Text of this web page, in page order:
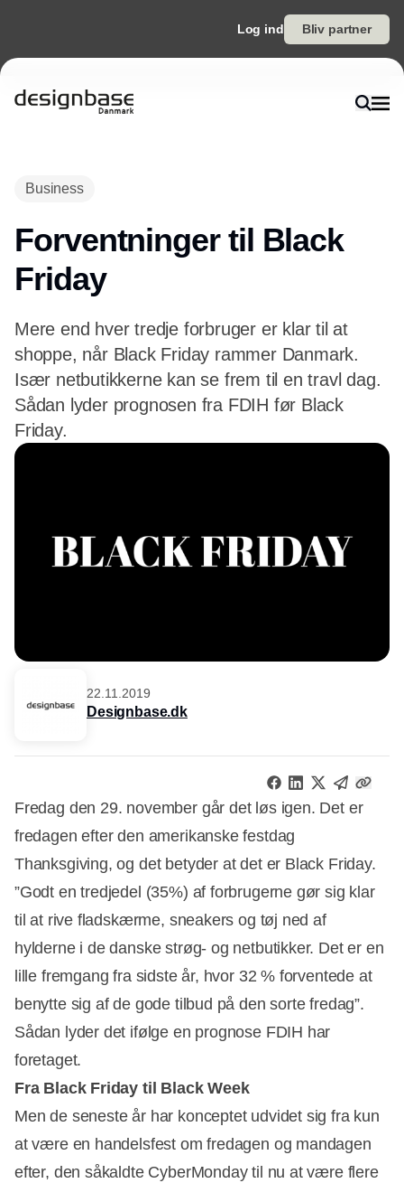
Log ind Bliv partner
Business
Forventninger til Black
Friday
Mere end hver tredje forbruger er klar til at
shoppe, når Black Friday rammer Danmark.
Især netbutikkerne kan se frem til en travl dag.
Sådan lyder prognosen fra FDIH før Black
Friday.
22.11.2019
Designbase.dk
Fredag den 29. november går det løs igen. Det er
fredagen efter den amerikanske festdag
Thanksgiving, og det betyder at det er Black Friday.
”Godt en tredjedel (35%) af forbrugerne gør sig klar
til at rive fladskærme, sneakers og tøj ned af
hylderne i de danske strøg- og netbutikker. Det er en
lille fremgang fra sidste år, hvor 32 % forventede at
benytte sig af de gode tilbud på den sorte fredag”.
Sådan lyder det ifølge en prognose FDIH har
foretaget.
Fra Black Friday til Black Week
Men de seneste år har konceptet udvidet sig fra kun
at være en handelsfest om fredagen og mandagen
efter, den såkaldte CyberMonday til nu at være flere